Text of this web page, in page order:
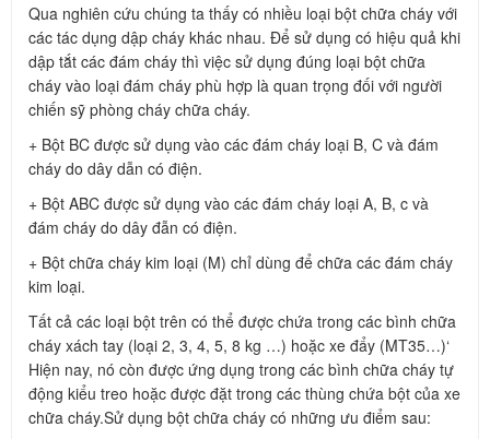
Qua nghiên cứu chúng ta thấy có nhiều loại bột chữa cháy với
các tác dụng dập cháy khác nhau. Để sử dụng có hiệu quả khi
dập tắt các đám cháy thì việc sử dụng đúng loại bột chữa
cháy vào loại đám cháy phù hợp là quan trọng đối với người
chiến sỹ phòng cháy chữa cháy.
+ Bột BC được sử dụng vào các đám cháy loại B, C và đám
cháy do dây dẫn có điện.
+ Bột ABC được sử dụng vào các đám cháy loại A, B, c và
đám cháy do dây đẫn có điện.
+ Bột chữa cháy kim loại (M) chỉ dùng để chữa các đám cháy
kim loại.
Tất cả các loại bột trên có thể được chứa trong các bình chữa
cháy xách tay (loại 2, 3, 4, 5, 8 kg …) hoặc xe đẩy (MT35…)‘
Hiện nay, nó còn được ứng dụng trong các bình chữa cháy tự
động kiểu treo hoặc được đặt trong các thùng chứa bột của xe
chữa cháy.Sử dụng bột chữa cháy có những ưu điểm sau: